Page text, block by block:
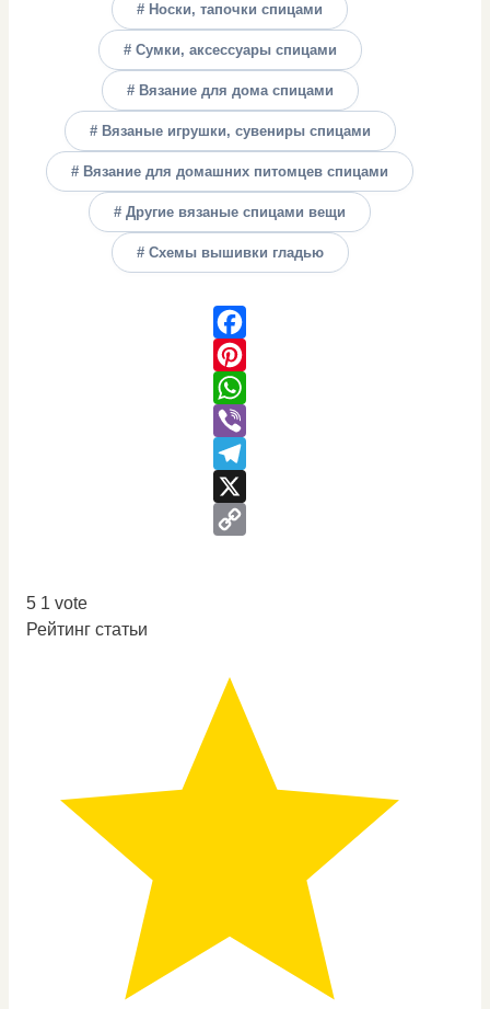
# Носки, тапочки спицами
# Сумки, аксессуары спицами
# Вязание для дома спицами
# Вязаные игрушки, сувениры спицами
# Вязание для домашних питомцев спицами
# Другие вязаные спицами вещи
# Схемы вышивки гладью
Facebook
Pinterest
WhatsApp
Viber
Telegram
X
5 1 vote
Рейтинг статьи